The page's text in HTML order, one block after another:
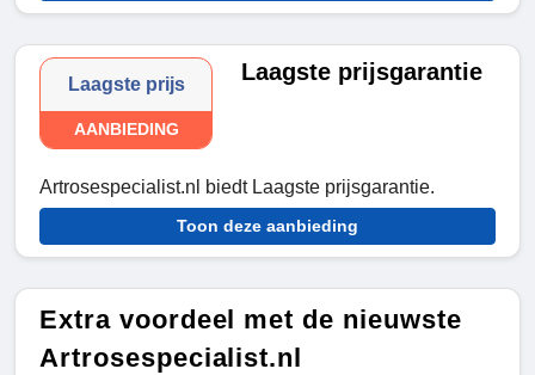
Laagste prijs
AANBIEDING
Laagste prijsgarantie
Artrosespecialist.nl biedt Laagste prijsgarantie.
Toon deze aanbieding
Extra voordeel met de nieuwste
Artrosespecialist.nl